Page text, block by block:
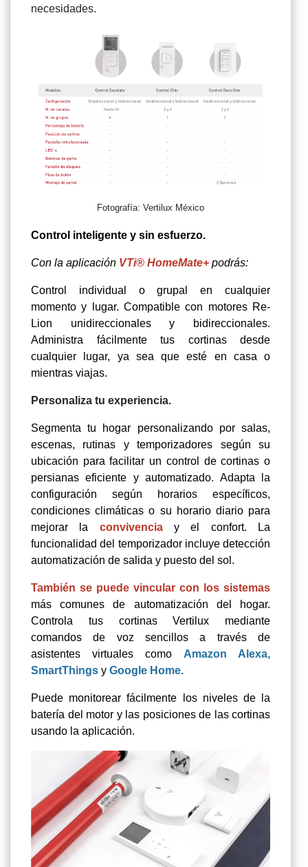
necesidades.
Fotografía: Vertilux México
Control inteligente y sin esfuerzo.
Con la aplicación VTi® HomeMate+ podrás:
Control individual o grupal en cualquier
momento y lugar. Compatible con motores Re-
Lion unidireccionales y bidireccionales.
Administra fácilmente tus cortinas desde
cualquier lugar, ya sea que esté en casa o
mientras viajas.
Personaliza tu experiencia.
Segmenta tu hogar personalizando por salas,
escenas, rutinas y temporizadores según su
ubicación para facilitar un control de cortinas o
persianas eficiente y automatizado. Adapta la
configuración según horarios específicos,
condiciones climáticas o su horario diario para
mejorar la convivenciay el confort. La
funcionalidad del temporizador incluye detección
automatización de salida y puesto del sol.
También se puede vincular con los sistemas
más comunes de automatización del hogar.
Controla tus cortinas Vertilux mediante
comandos de voz sencillos a través de
asistentes virtuales como Amazon Alexa,
SmartThings y Google Home.
Puede monitorear fácilmente los niveles de la
batería del motor y las posiciones de las cortinas
usando la aplicación.